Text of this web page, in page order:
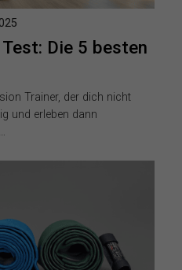
Die 5 besten
Trainer, der dich nicht
und erleben dann